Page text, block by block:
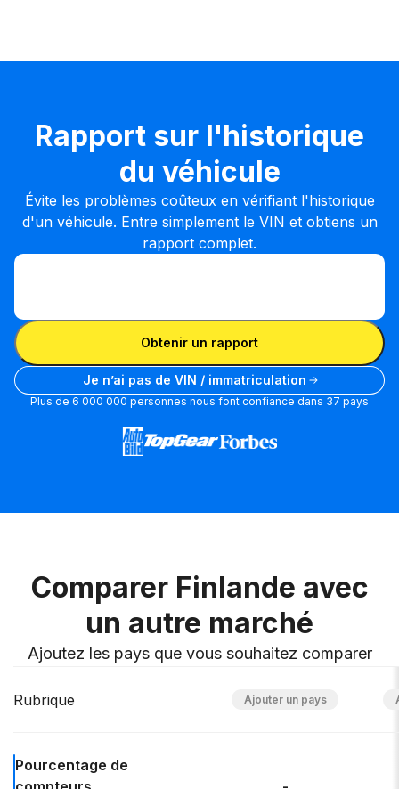
Rapport sur l'historique
du véhicule
Évite les problèmes coûteux en vérifiant l'historique
d'un véhicule. Entre simplement le VIN et obtiens un
rapport complet.
Entrer le VIN
Entrer le VIN
Obtenir un rapport
Je n’ai pas de VIN / immatriculation
Plus de 6 000 000 personnes nous font confiance dans 37 pays
Comparer Finlande avec
un autre marché
Ajoutez les pays que vous souhaitez comparer
Rubrique
Pourcentage de